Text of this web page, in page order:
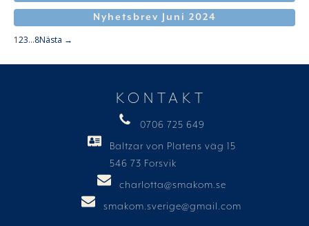
Nyhetsbrev Juni 2024
123…8Nästa →
KONTAKT
0706 725 649
Baltzar von Platens väg 15
546 73 Forsvik
charlotta@smakom.se
smakom.sverige@gmail.com